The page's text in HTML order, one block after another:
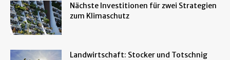
Nächste Investitionen für zwei Strategien
zum Klimaschutz
Landwirtschaft: Stocker und Totschnig